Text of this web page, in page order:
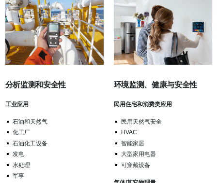
分析监测和安全性
工业应用
石油和天然气
化工厂
石油化工设备
发电
水处理
军事
环境监测、健康与安全性
民用住宅和消费类应用
民用天然气安全
HVAC
智能家居
大型家用电器
可穿戴设备